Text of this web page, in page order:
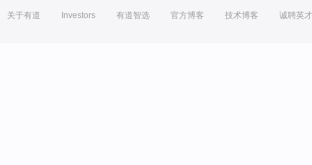
关于有道 Investors 有道智选 官方博客 技术博客 诚聘英才